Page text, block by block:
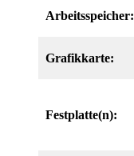
Arbeitsspeicher:
Grafikkarte:
Festplatte(n):